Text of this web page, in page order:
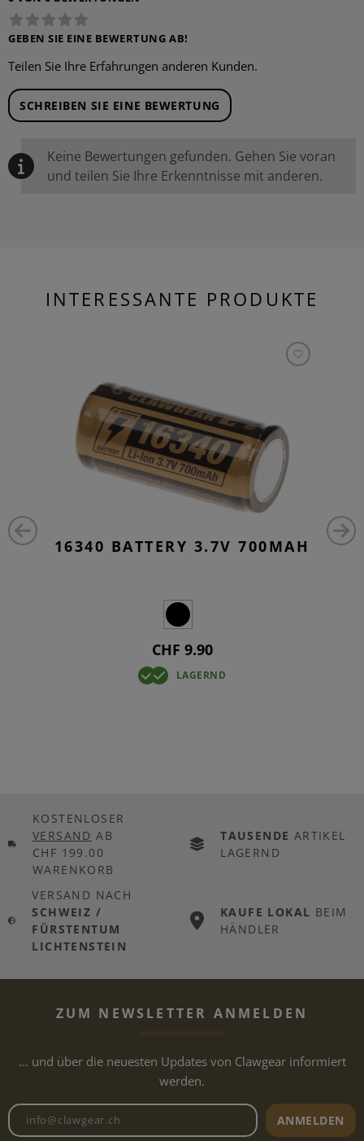
GEBEN SIE EINE BEWERTUNG AB!
Teilen Sie Ihre Erfahrungen anderen Kunden.
SCHREIBEN SIE EINE BEWERTUNG
Keine Bewertungen gefunden. Gehen Sie voran
und teilen Sie Ihre Erkenntnisse mit anderen.
INTERESSANTE PRODUKTE
16340 BATTERY 3.7V 700MAH
CHF 9.90
LAGERND
KOSTENLOSER
VERSAND AB
CHF 199.00
WARENKORB
TAUSENDE ARTIKEL
LAGERND
VERSAND NACH
SCHWEIZ /
FÜRSTENTUM
LICHTENSTEIN
KAUFE LOKAL BEIM
HÄNDLER
ZUM NEWSLETTER ANMELDEN
... und über die neuesten Updates von Clawgear informiert
werden.
Newsletter E-Mail-Adresse
ANMELDEN